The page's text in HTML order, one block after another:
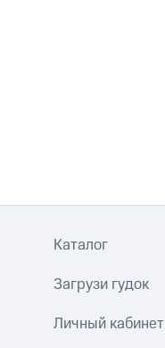
Каталог
Загрузи гудок
Личный кабинет